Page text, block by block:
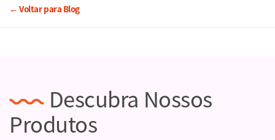
← Voltar para Blog
Descubra Nossos
Produtos